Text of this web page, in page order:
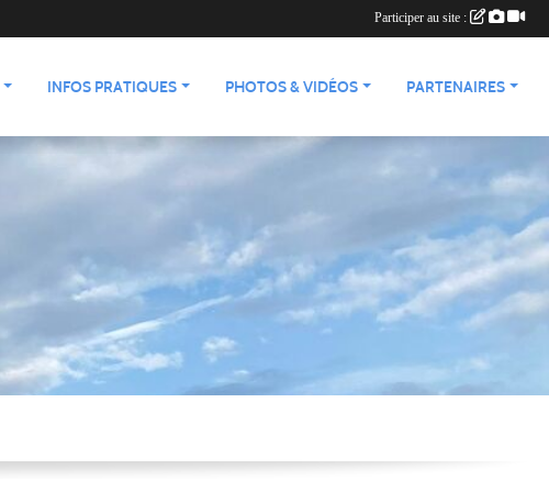
INFOS PRATIQUES PHOTOS & VIDÉOS PARTENAIRES
Participer au site :